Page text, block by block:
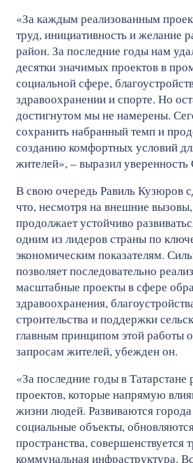
«За каждым реализованным
труд, инициативность и желание
район. За последние годы нам
десятки значимых проектов в
социальной сфере,
здравоохранении и спорте. Но
достигнутом мы не намерены.
сохранить набранный темп и
созданию комфортных условий
жителей», – выразил
В свою очередь Равиль Кузюров
что, несмотря на внешние
продолжает устойчиво
одним из лидеров страны по
экономическим показателям.
позволяет последовательно
масштабные проекты в сфере
здравоохранения,
строительства и поддержки
главным принципом этой работы
запросам жителей, убежден он.
«За последние годы в Татарстане
проектов, которые напрямую
жизни людей. Развиваются города
социальные объекты,
пространства, совершенствуется
коммунальная инфраструктура.